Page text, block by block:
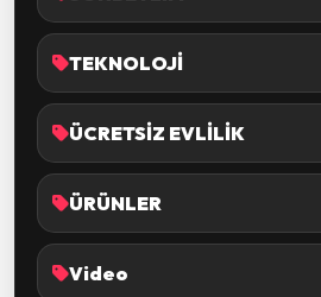
TEKNOLOJİ
ÜCRETSİZ EVLİLİK
ÜRÜNLER
Video